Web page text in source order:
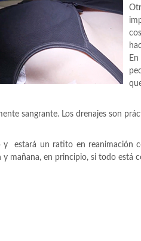
sangrante. Los drenajes son
y estará un ratito en reanimación
mañana, en principio, si todo está